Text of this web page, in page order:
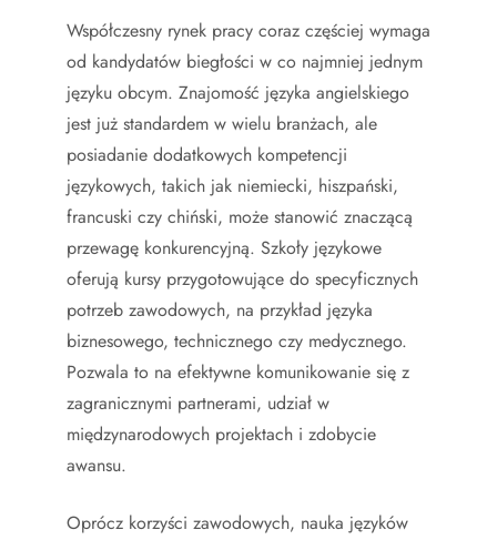
Współczesny rynek pracy coraz częściej wymaga
od kandydatów biegłości w co najmniej jednym
języku obcym. Znajomość języka angielskiego
jest już standardem w wielu branżach, ale
posiadanie dodatkowych kompetencji
językowych, takich jak niemiecki, hiszpański,
francuski czy chiński, może stanowić znaczącą
przewagę konkurencyjną. Szkoły językowe
oferują kursy przygotowujące do specyficznych
potrzeb zawodowych, na przykład języka
biznesowego, technicznego czy medycznego.
Pozwala to na efektywne komunikowanie się z
zagranicznymi partnerami, udział w
międzynarodowych projektach i zdobycie
awansu.
Oprócz korzyści zawodowych, nauka języków